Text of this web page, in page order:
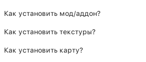
Как установить мод/аддон?
Как установить текстуры?
Как установить карту?